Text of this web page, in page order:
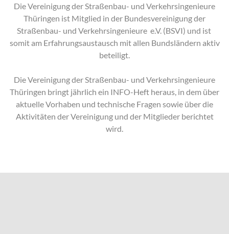
Die Vereinigung der Straßenbau- und Verkehrsingenieure
Thüringen ist Mitglied in der Bundesvereinigung der
Straßenbau- und Verkehrsingenieure e.V. (BSVI) und ist
somit am Erfahrungsaustausch mit allen Bundsländern aktiv
beteiligt.
Die Vereinigung der Straßenbau- und Verkehrsingenieure
Thüringen bringt jährlich ein INFO-Heft heraus, in dem über
aktuelle Vorhaben und technische Fragen sowie über die
Aktivitäten der Vereinigung und der Mitglieder berichtet
wird.